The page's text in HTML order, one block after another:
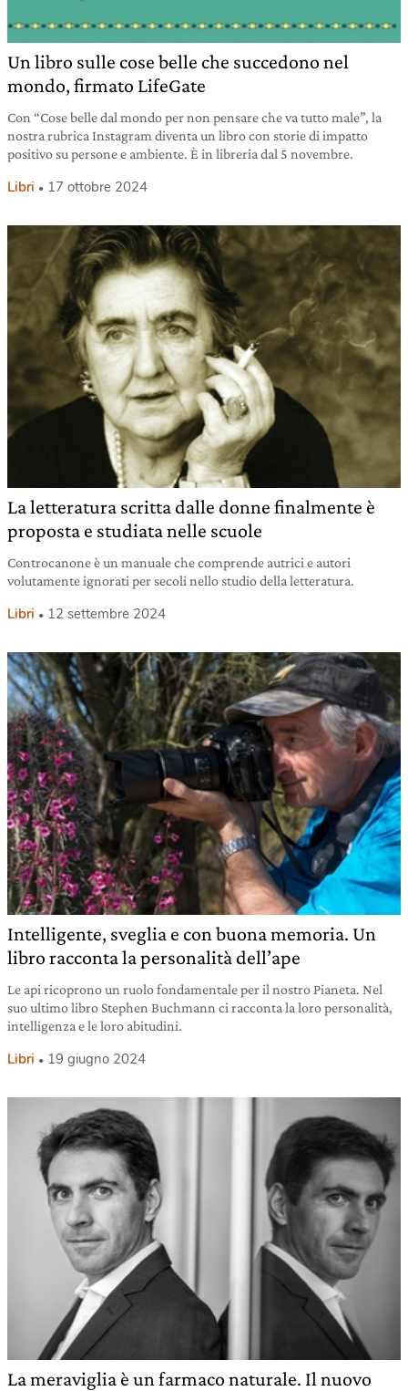
Un libro sulle cose belle che succedono nel
mondo, firmato LifeGate
Con “Cose belle dal mondo per non pensare che va tutto male”, la
nostra rubrica Instagram diventa un libro con storie di impatto
positivo su persone e ambiente. È in libreria dal 5 novembre.
Libri 17 ottobre 2024
La letteratura scritta dalle donne finalmente è
proposta e studiata nelle scuole
Controcanone è un manuale che comprende autrici e autori
volutamente ignorati per secoli nello studio della letteratura.
Libri 12 settembre 2024
Intelligente, sveglia e con buona memoria. Un
libro racconta la personalità dell’ape
Le api ricoprono un ruolo fondamentale per il nostro Pianeta. Nel
suo ultimo libro Stephen Buchmann ci racconta la loro personalità,
intelligenza e le loro abitudini.
Libri 19 giugno 2024
La meraviglia è un farmaco naturale. Il nuovo